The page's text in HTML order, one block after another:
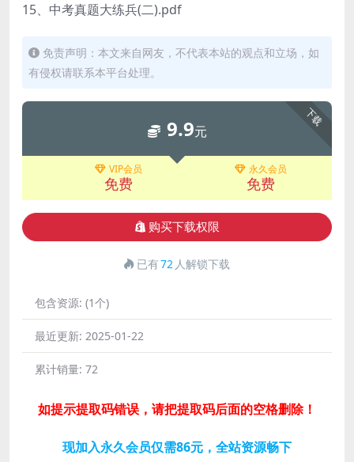
15、中考真题大练兵(二).pdf
免责声明：本文来自网友，不代表本站的观点和立场，如
有侵权请联系本平台处理。
下载
9.9元
VIP会员
免费
永久会员
免费
购买下载权限
已有72 人解锁下载
包含资源: (1个)
最近更新: 2025-01-22
累计销量: 72
如提示提取码错误，请把提取码后面的空格删除！
现加入永久会员仅需86元，全站资源畅下